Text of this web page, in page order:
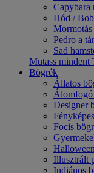
Capybara
Hód /
Mormotás
Pedro a
Sad
Mutass mindent
Bögrék
Állatos
Álomfogó
Designer
Focis
Illusztrált
Indiános